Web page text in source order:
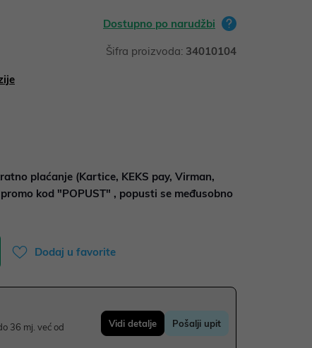
Dostupno po narudžbi
Šifra proizvoda: 34010104
plaćanje (Kartice, KEKS pay, Virman,
kod "POPUST" , popusti se međusobno
Dodaj u favorite
36 mj. već od Vidi detalje Pošalji upit